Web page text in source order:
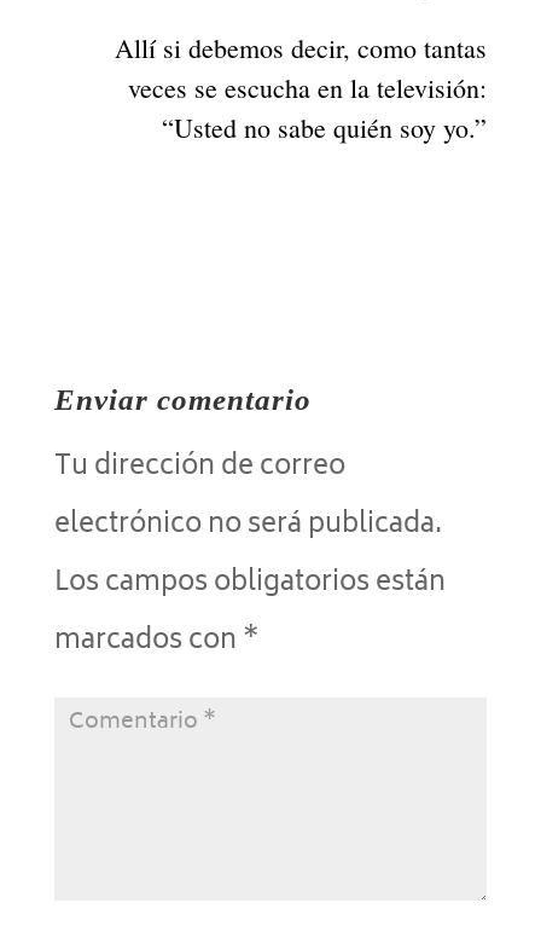
Allí si debemos decir, como tantas
veces se escucha en la televisión:
“Usted no sabe quién soy yo.”
Enviar comentario
Tu dirección de correo
electrónico no será publicada.
Los campos obligatorios están
marcados con*